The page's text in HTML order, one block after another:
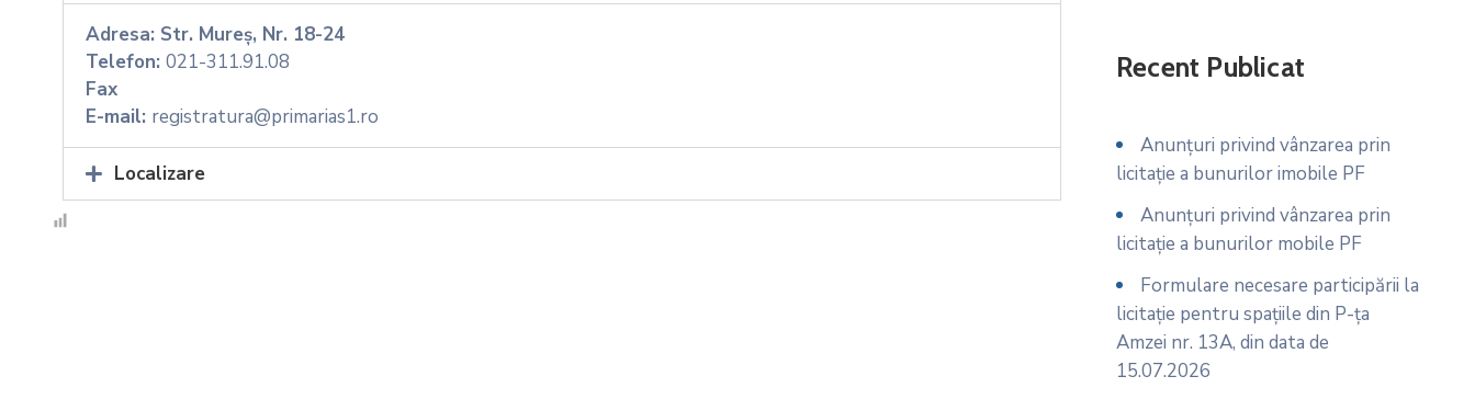
Adresa: Str. Mureș, Nr. 18-24
Telefon: 021-311.91.08
Fax
E-mail: registratura@primarias1.ro
Localizare
Recent Publicat
Anunțuri privind vânzarea prin
licitație a bunurilor imobile PF
Anunțuri privind vânzarea prin
licitație a bunurilor mobile PF
Formulare necesare participării la
licitație pentru spațiile din P-ța
Amzei nr. 13A, din data de
15.07.2026